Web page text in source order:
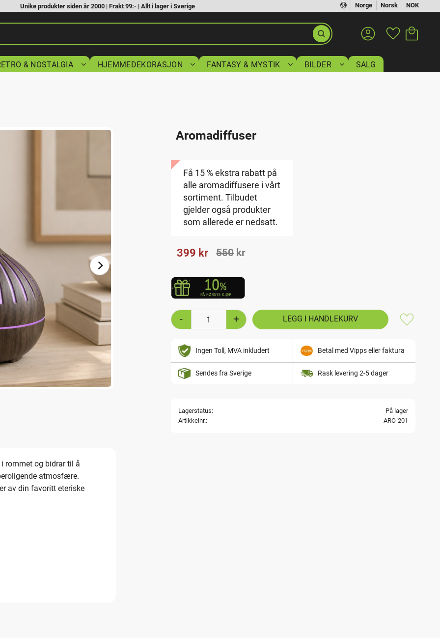
Norge Norsk NOK
Unike produkter siden år 2000 | Frakt 99:- | Allt i lager i Sverige
Favoritter
& NOSTALGIA HJEMMEDEKORASJON FANTASY & MYSTIK BILDER SALG
Aromadiffuser
Få 15 % ekstra rabatt på
alle aromadiffusere i vårt
sortiment. Tilbudet
gjelder også produkter
som allerede er nedsatt.
Nedsatt pris:
399 kr Ordinær pris:
550kr
+
-
Lagre
Ingen Toll, MVA inkludert Betal med Vipps eller faktura
Sendes fra Sverige Rask levering 2-5 dager
Lagerstatus
På lager
Artikkelnr.
ARO-201
rommet og bidrar til å
atmosfære.
av din favoritt eteriske